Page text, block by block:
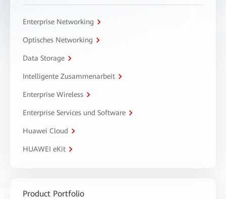
Enterprise Networking
Optisches Networking
Data Storage
Intelligente Zusammenarbeit
Enterprise Wireless
Enterprise Services und Software
Huawei Cloud
HUAWEI eKit
Product Portfolio